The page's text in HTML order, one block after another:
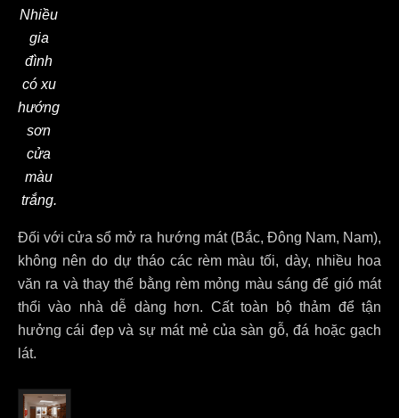
Nhiều
gia
đình
có xu
hướng
sơn
cửa
màu
trắng.
Đối với cửa sổ mở ra hướng mát (Bắc, Đông Nam, Nam),
không nên do dự tháo các rèm màu tối, dày, nhiều hoa
văn ra và thay thế bằng rèm mỏng màu sáng để gió mát
thổi vào nhà dễ dàng hơn. Cất toàn bộ thảm để tận
hưởng cái đẹp và sự mát mẻ của sàn gỗ, đá hoặc gạch
lát.